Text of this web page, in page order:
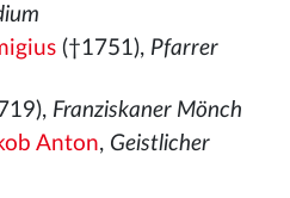
(†1751), Pfarrer
Franziskaner Mönch
Anton, Geistlicher